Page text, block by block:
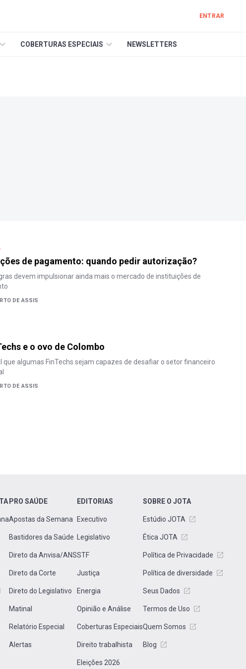
ENTRAR
COBERTURAS ESPECIAIS NEWSLETTERS
de pagamento: quando pedir autorização?
devem impulsionar ainda mais o mercado de instituições de
DE ASSIS
e o ovo de Colombo
que algumas FinTechs sejam capazes de desafiar o setor financeiro
DE ASSIS
PRO SAÚDE
Apostas da Semana
Bastidores da Saúde
Direto da Anvisa/ANS
Direto da Corte
Direto do Legislativo
Matinal
Relatório Especial
Alertas
EDITORIAS
Executivo
Legislativo
STF
Justiça
Energia
Opinião e Análise
Coberturas Especiais
Direito trabalhista
Eleições 2026
SOBRE O JOTA
Estúdio JOTA
Ética JOTA
Política de Privacidade
Política de diversidade
Seus Dados
Termos de Uso
Quem Somos
Blog